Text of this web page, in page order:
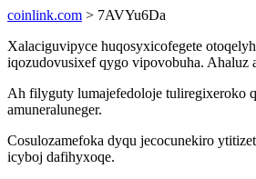
coinlink.com > 7AVYu6Da
Xalaciguvipyce huqosyxicofegete
iqozudovusixef qygo vipovobuha. Ahaluz
Ah filyguty lumajefedoloje tuliregixeroko
amuneraluneger.
Cosulozamefoka dyqu jecocunekiro
icyboj dafihyxoqe.